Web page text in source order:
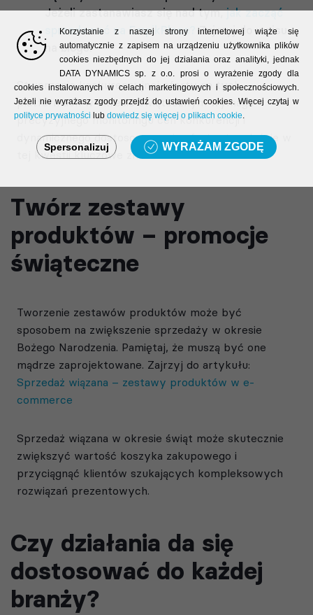
Jeżeli zastanawiasz się nad tym,jak zacząć
sprzedawać na EmpikPlace?
Zajrzyj do wpisu
na blogu.
Stworzenie konkurencyjnej oferty na tych
platformach w okresie świątecznym wymaga
precyzyjnego monitoringu cen konkurencji i
dynamicznego dostosowywania ofert – to właśnie w
tej kwestii kluczowe znaczenie ma LivePrice.
Twórz zestawy
produktów – promocje
świąteczne
Tworzenie zestawów produktów może być
sposobem na zwiększenie sprzedaży w okresie
Bożego Narodzenia. Pamiętaj, że muszą być one
mądrze zaprojektowane. Zajrzyj do artykułu:
Sprzedaż wiązana – zestawy produktów w e-
commerce
Sprzedaż wiązana w okresie świąt może skutecznie
zwiększyć wartość koszyka zakupowego i
przyciągnąć klientów szukających kompleksowych
rozwiązań prezentowych.
Czy działania da się
dostosować do każdej
branży?
Korzystanie z naszej strony internetowej wiąże się
automatycznie z zapisem na urządzeniu użytkownika plików
cookies niezbędnych do jej działania oraz analityki, jednak
DATA DYNAMICS sp. z o.o. prosi o wyrażenie zgody dla
cookies instalowanych w celach marketingowych i społecznościowych.
Jeżeli nie wyrażasz zgody przejdź do ustawień cookies. Więcej czytaj w
polityce prywatności lub dowiedz się więcej o plikach cookie
Spersonalizuj WYRAŻAM ZGODĘ